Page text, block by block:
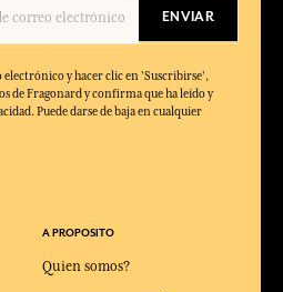
ENVIAR
y hacer clic en 'Suscribirse',
de Fragonard y confirma que ha leído y
Puede darse de baja en cualquier
A PROPOSITO
Quien somos?